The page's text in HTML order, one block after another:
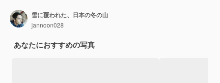
雪に覆われた、日本の冬の山
jannoon028
あなたにおすすめの写真